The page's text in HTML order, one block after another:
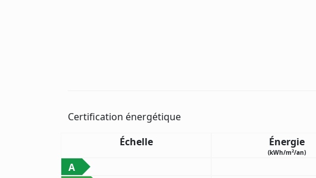
Certification énergétique
Échelle
Énergie
(kWh/m2/an)
A